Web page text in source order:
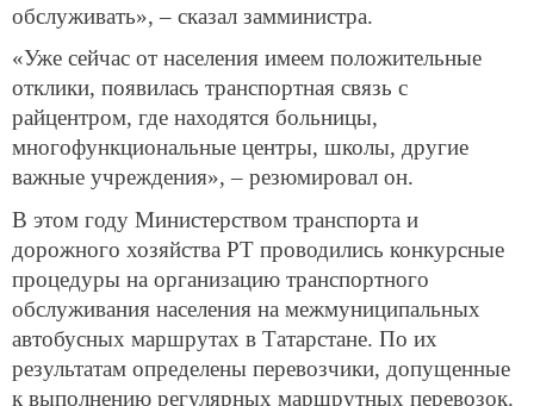
обслуживать», – сказал замминистра.
«Уже сейчас от населения имеем положительные
отклики, появилась транспортная связь с
райцентром, где находятся больницы,
многофункциональные центры, школы, другие
важные учреждения», – резюмировал он.
В этом году Министерством транспорта и
дорожного хозяйства РТ проводились конкурсные
процедуры на организацию транспортного
обслуживания населения на межмуниципальных
автобусных маршрутах в Татарстане. По их
результатам определены перевозчики, допущенные
к выполнению регулярных маршрутных перевозок.